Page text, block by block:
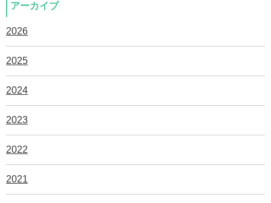
アーカイブ
2026
2025
2024
2023
2022
2021